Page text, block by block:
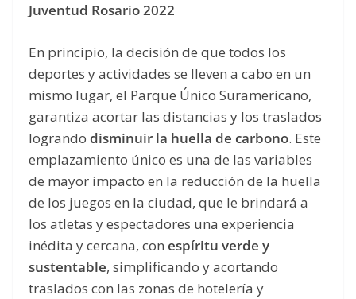
Juventud Rosario 2022
En principio, la decisión de que todos los
deportes y actividades se lleven a cabo en un
mismo lugar, el Parque Único Suramericano,
garantiza acortar las distancias y los traslados
logrando disminuir la huella de carbono. Este
emplazamiento único es una de las variables
de mayor impacto en la reducción de la huella
de los juegos en la ciudad, que le brindará a
los atletas y espectadores una experiencia
inédita y cercana, con espíritu verde y
sustentable, simplificando y acortando
traslados con las zonas de hotelería y